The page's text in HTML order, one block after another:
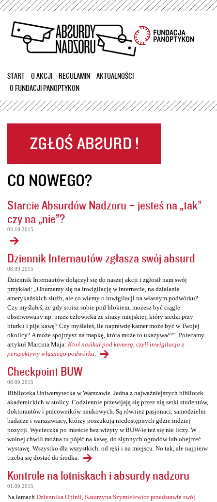
Przejdź
treści
START O AKCJI REGULAMIN
AKTUALNOŚCI
O FUNDACJI PANOPTYKON
CO NOWEGO?
Starcie Absurdów Nadzoru – jesteś na „tak”
czy na „nie”?
03.10.2015
Dziennik Internautów zgłasza swój absurd
08.09.2015
Dziennik Internautów dołączył się do naszej akcji i zgłosił nam swój
przykład: „Oburzamy się na inwigilację w internecie, na działania
amerykańskich służb, ale co wiemy o inwigilacji na własnym podwórku?
Czy myślałeś, że gdy stoisz sobie pod blokiem, możesz być ciągle
obserwowany np. przez człowieka ze straży miejskiej, który siedzi przy
biurku i pije kawę? Czy myślałeś, ile naprawdę kamer może być w Twojej
okolicy? A może spojrzysz na mapkę, która może to ukazywać?”. Polecamy
artykuł Marcina Maja: Ktoś nasikał pod kamerą, czyli inwigilacja z
perspektywy własnego podwórka
Checkpoint BUW
08.09.2015
Biblioteka Uniwersytecka w Warszawie. Jedna z najważniejszych bibliotek
akademickich w stolicy. Codziennie przewijają się przez nią setki studentów,
doktorantów i pracowników naukowych. Są również pasjonaci, samodzielni
badacze i warszawiacy, którzy poszukują niedostępnych gdzie indziej
pozycji. Wycieczka po mieście bez wizyty w BUW-ie też się nie liczy. W
wolnej chwili można tu pójść na kawę, do słynnych ogrodów lub obejrzeć
wystawę. Wszystko dla wszystkich, od ręki i na miejscu. No tak, ale najpierw
trzeba się dostać do środka.
Kontrole na lotniskach i absurdy nadzoru
01.09.2015
Na łamach Dziennika Opinii, Katarzyna Szymielewicz przedstawia swój